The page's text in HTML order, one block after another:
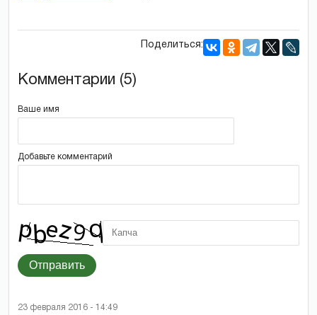
Поделиться:
Комментарии (5)
Ваше имя
Добавьте комментарий
Отправить
23 февраля 2016 - 14:49